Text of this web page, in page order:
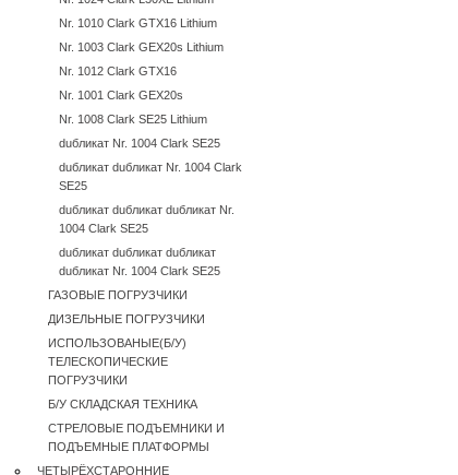
Nr. 1010 Clark GTX16 Lithium
Nr. 1003 Clark GEX20s Lithium
Nr. 1012 Clark GTX16
Nr. 1001 Clark GEX20s
Nr. 1008 Clark SE25 Lithium
duбликат Nr. 1004 Clark SE25
duбликат duбликат Nr. 1004 Clark
SE25
duбликат duбликат duбликат Nr.
1004 Clark SE25
duбликат duбликат duбликат
duбликат Nr. 1004 Clark SE25
ГАЗОВЫЕ ПОГРУЗЧИКИ
ДИЗЕЛЬНЫЕ ПОГРУЗЧИКИ
ИСПОЛЬЗОВАНЫЕ(Б/У)
ТЕЛЕСКОПИЧЕСКИЕ
ПОГРУЗЧИКИ
Б/У CКЛАДСКАЯ ТЕХНИКА
СТРЕЛОВЫЕ ПОДЪЕМНИКИ И
ПОДЪЕМНЫЕ ПЛАТФОРМЫ
ЧЕТЫРЁХСТАРОННИЕ